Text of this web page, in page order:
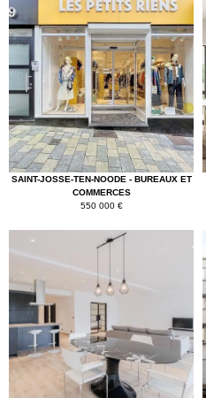
SAINT-JOSSE-TEN-NOODE - BUREAUX ET
COMMERCES
550 000 €